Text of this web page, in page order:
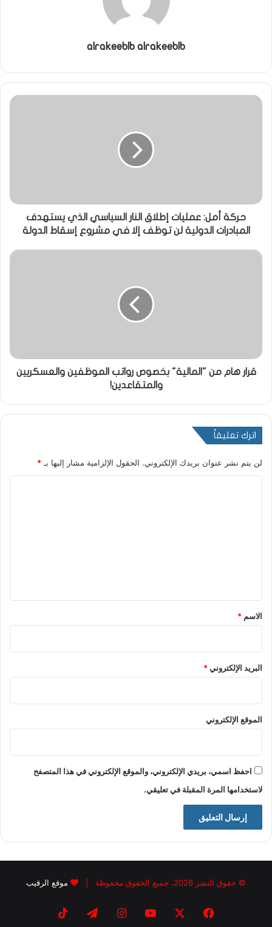
alrakeeblb alrakeeblb
حركة أمل: عمليات إطلاق النار السياسي الذي يستهدف
المبادرات الدولية لن توظف إلا في مشروع إسقاط الدولة
قرار هام من "المالية" بخصوص رواتب الموظفين والعسكريين
والمتقاعدين!
اترك تعليقاً
لن يتم نشر عنوان بريدك الإلكتروني. الحقول الإلزامية مشار إليها بـ*
*
الاسم *
البريد الإلكتروني*
الموقع الإلكتروني
احفظ اسمي، بريدي الإلكتروني، والموقع الإلكتروني في هذا المتصفح
لاستخدامها المرة المقبلة في تعليقي.
© حقوق النشر 2026، جميع الحقوق محفوظة | موقع الرقيب
فيسبوك يوتيوبانستقرامتيلقرام